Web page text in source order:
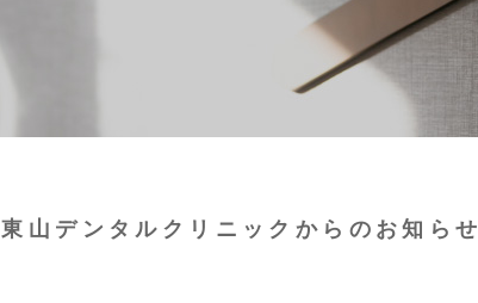
東山デンタルクリニックからのお知らせ